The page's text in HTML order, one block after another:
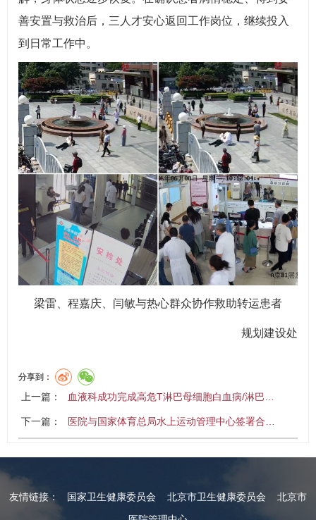
善安置与救治后，三人才安心返回工作岗位，继续投入
到日常工作中。
梁雷、程嘉庆、闫敏与热心群众协作救助转运患者
规划建设处
分享到：
上一篇： 血液科成功完成高危T淋巴母细胞白血病/淋巴…
下一篇： 医院与国家体育总局水上运动管理中心签署合…
友情链接： 国家卫生健康委员会 北京市卫生健康委员会
北京市